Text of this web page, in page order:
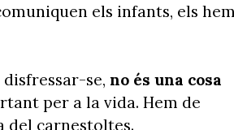
els infants, els
se, no és una cosa
per a la vida. Hem de
del carnestoltes.